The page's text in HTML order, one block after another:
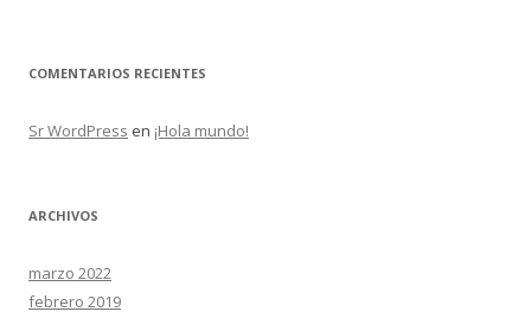
COMENTARIOS RECIENTES
Sr WordPress en ¡Hola mundo!
ARCHIVOS
marzo 2022
febrero 2019